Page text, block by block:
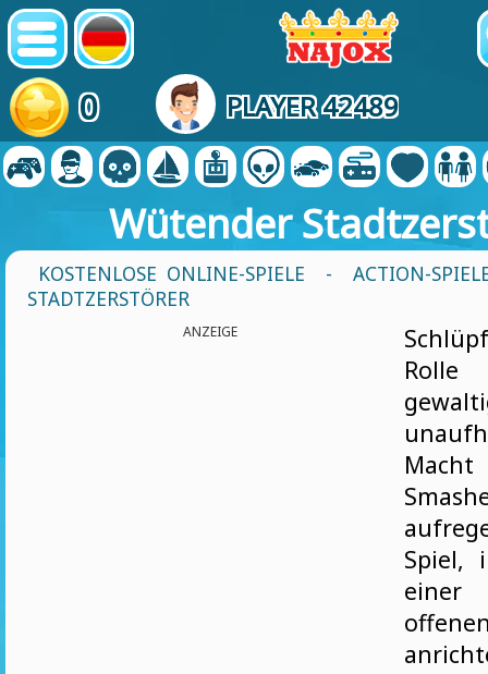
0 PLAYER 42489
Wütender
KOSTENLOSE ONLINE-SPIELE -
ACTION-
STADTZERSTÖRER
ANZEIGE
Spiel,